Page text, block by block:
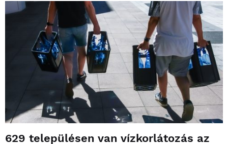
629 településen van vízkorlátozás az